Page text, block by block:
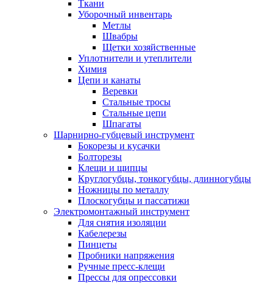
Ткани
Уборочный инвентарь
Метлы
Швабры
Щетки хозяйственные
Уплотнители и утеплители
Химия
Цепи и канаты
Веревки
Стальные тросы
Стальные цепи
Шпагаты
Шарнирно-губцевый инструмент
Бокорезы и кусачки
Болторезы
Клещи и щипцы
Круглогубцы, тонкогубцы, длинногубцы
Ножницы по металлу
Плоскогубцы и пассатижи
Электромонтажный инструмент
Для снятия изоляции
Кабелерезы
Пинцеты
Пробники напряжения
Ручные пресс-клещи
Прессы для опрессовки